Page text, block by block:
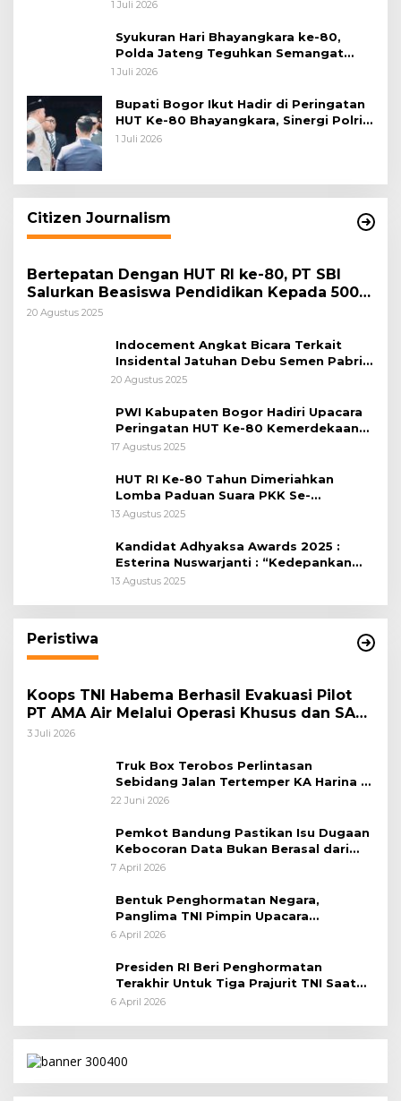
1 Juli 2026
Syukuran Hari Bhayangkara ke-80,
Polda Jateng Teguhkan Semangat
Pengabdian dan Pererat Kebersamaan
1 Juli 2026
Bupati Bogor Ikut Hadir di Peringatan
HUT Ke-80 Bhayangkara, Sinergi Polri
dan Pemkab Bogor Jadi Kunci Menjaga
1 Juli 2026
Citizen Journalism
Bertepatan Dengan HUT RI ke-80, PT SBI
Salurkan Beasiswa Pendidikan Kepada 500
Pelajar
20 Agustus 2025
Indocement Angkat Bicara Terkait
Insidental Jatuhan Debu Semen Pabrik
Citeureup
20 Agustus 2025
PWI Kabupaten Bogor Hadiri Upacara
Peringatan HUT Ke-80 Kemerdekaan
RI, di Lapangan Tegar Beriman
17 Agustus 2025
HUT RI Ke-80 Tahun Dimeriahkan
Lomba Paduan Suara PKK Se-
Kabupaten Bogor
13 Agustus 2025
Kandidat Adhyaksa Awards 2025 :
Esterina Nuswarjanti : “Kedepankan
Keadilan Restoratif Wujudkan
13 Agustus 2025
Peristiwa
Koops TNI Habema Berhasil Evakuasi Pilot
PT AMA Air Melalui Operasi Khusus dan SAR
Taktis
3 Juli 2026
Truk Box Terobos Perlintasan
Sebidang Jalan Tertemper KA Harina di
Jalan Stasiun Poncol-Jrakah Semarang
22 Juni 2026
Pemkot Bandung Pastikan Isu Dugaan
Kebocoran Data Bukan Berasal dari
Server Disdukcapil
7 April 2026
Bentuk Penghormatan Negara,
Panglima TNI Pimpin Upacara
Pemakaman Militer
6 April 2026
Presiden RI Beri Penghormatan
Terakhir Untuk Tiga Prajurit TNI Saat
Persemayaman di Bandara Soekarno-
6 April 2026